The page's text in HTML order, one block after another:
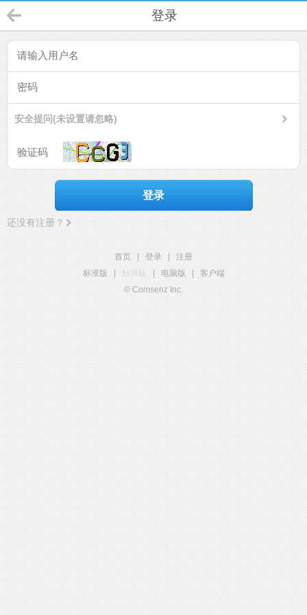
登录
安全提问(未设置请忽略)
登录
还没有注册？
首页 登录
注册
标准版
触屏版 电脑版
客户端
© Comsenz Inc.